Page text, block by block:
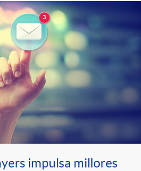
impulsa millores